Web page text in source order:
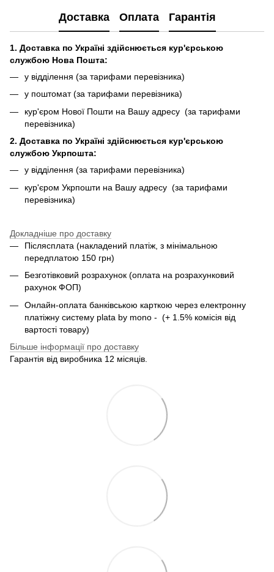
Доставка Оплата Гарантія
1. Доставка по Україні здійснюється кур'єрською
службою Нова Пошта:
у відділення (за тарифами перевізника)
у поштомат (за тарифами перевізника)
кур'єром Нової Пошти на Вашу адресу (за тарифами
перевізника)
2. Доставка по Україні здійснюється кур'єрською
службою Укрпошта:
у відділення (за тарифами перевізника)
кур'єром Укрпошти на Вашу адресу (за тарифами
перевізника)
Докладніше про доставку
Післясплата (накладений платіж, з мінімальною
передплатою 150 грн)
Безготівковий розрахунок (оплата на розрахунковий
рахунок ФОП)
Онлайн-оплата банківською карткою через електронну
платіжну систему plata by mono - (+ 1.5% комісія від
вартості товару)
Більше інформації про доставку
Гарантія від виробника 12 місяців.